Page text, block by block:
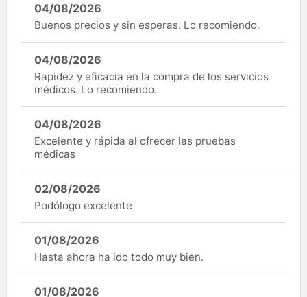
04/08/2026
Buenos precios y sin esperas. Lo recomiendo.
04/08/2026
Rapidez y eficacia en la compra de los servicios
médicos. Lo recomiendo.
04/08/2026
Excelente y rápida al ofrecer las pruebas
médicas
02/08/2026
Podólogo excelente
01/08/2026
Hasta ahora ha ido todo muy bien.
01/08/2026